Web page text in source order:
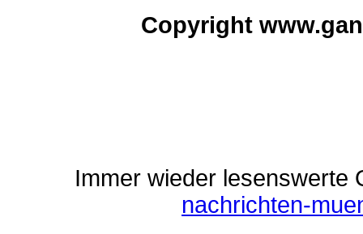
Copyright
Immer wieder lesenswerte
nachrichten-